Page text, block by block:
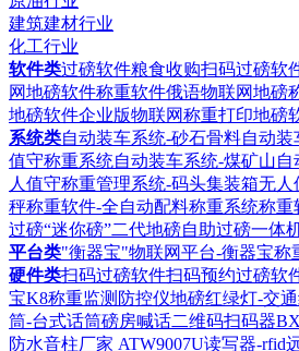
建筑建材行业
化工行业
软件类过磅软件粮食收购扫码过磅软
网地磅软件称重软件俄语物联网地磅
地磅软件企业版物联网称重打印地磅
系统类自动装车系统-砂石骨料自动装
值守称重系统自动装车系统-煤矿山
人值守称重管理系统-码头集装箱无
秤称重软件-全自动配料称重系统称重
过磅“迷你磅”二代地磅自助过磅一体
平台类"衡器宝"物联网平台-衡器宝称
硬件类扫码过磅软件扫码预约过磅软
宝K8称重监测防控仪地磅红绿灯-交
筒-台式话筒磅房喊话二维码扫码器
防水音柱厂家 ATW9007U读写器-rfid